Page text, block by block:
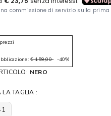
€ 159,00-40%
NERO
LA TAGLIA :